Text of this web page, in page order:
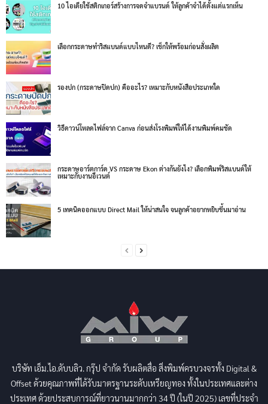
10 ไอเดียใช้สติกเกอร์สร้างการจดจำแบรนด์ ให้ลูกค้าจำได้ตั้งแต่แรกเห็น
เลือกกระดาษทำริสแบนด์แบบไหนดี? เช็กให้พร้อมก่อนสั่งผลิต
รองปก (กระดาษปิดปก) คืออะไร? เหมาะกับหนังสือประเภทใด
วิธีดาวน์โหลดไฟล์จาก Canva ก่อนส่งโรงพิมพ์ให้ได้งานพิมพ์คมชัด
กระดาษอาร์ตการ์ด VS กระดาษ Ekon ต่างกันยังไง? เลือกพิมพ์ริสแบนด์ให้
เหมาะกับงานอีเวนต์
5 เทคนิคออกแบบ Direct Mail ให้น่าสนใจ จนลูกค้าอยากหยิบขึ้นมาอ่าน
บริษัท เอ็ม.ไอ.ดับบลิว. กรุ๊ป จำกัด รับผลิตสื่อ สิ่งพิมพ์ครบวงจรทั้ง Digital &
Offset ด้วยคุณภาพที่ได้รับมาตรฐานระดับเหรียญทอง ทั้งในประเทศและต่าง
ประเทศ ด้วยประสบการณ์ที่ยาวนานมากกว่า 34 ปี (ในปี 2025) เลขที่ประจำ